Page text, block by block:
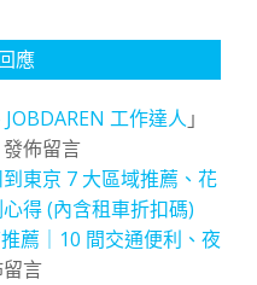
應
工作達人 」
發佈留言
東京 7 大區域推薦、花
得 (內含租車折扣碼)
薦｜10 間交通便利、夜
言